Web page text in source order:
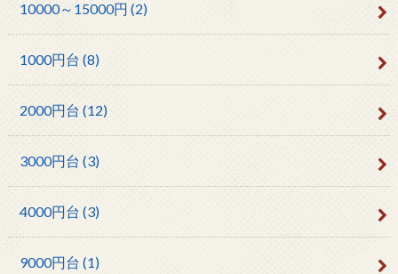
10000～15000円 (2)
1000円台 (8)
2000円台 (12)
3000円台 (3)
4000円台 (3)
9000円台 (1)